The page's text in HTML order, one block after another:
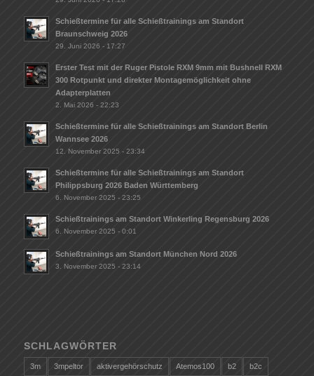
Schießtermine für alle Schießtrainings am Standort
Braunschweig 2026
29. Juni 2026 - 17:27
Erster Test mit der Ruger Pistole RXM 9mm mit Bushnell RXM
300 Rotpunkt und direkter Montagemöglichkeit ohne
Adapterplatten
2. Mai 2026 - 22:23
Schießtermine für alle Schießtrainings am Standort Berlin
Wannsee 2026
12. November 2025 - 23:34
Schießtermine für alle Schießtrainings am Standort
Philippsburg 2026 Baden Württemberg
6. November 2025 - 23:25
Schießtrainings am Standort Winkerling Regensburg 2026
6. November 2025 - 0:01
Schießtrainings am Standort München Nord 2026
3. November 2025 - 23:14
SCHLAGWÖRTER
3m 3mpeltor aktivergehörschutz Atemos100 b2 b2c